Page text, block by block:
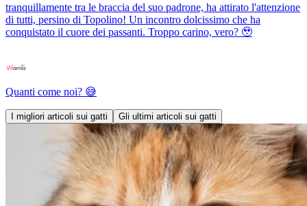
tranquillamente tra le braccia del suo padrone, ha attirato l'attenzione
di tutti, persino di Topolino! Un incontro dolcissimo che ha
conquistato il cuore dei passanti. Troppo carino, vero? 🥹
Quanti come noi? 😅
I migliori articoli sui gatti Gli ultimi articoli sui gatti